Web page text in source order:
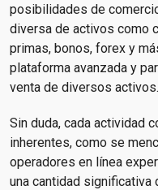
posibilidades de
diversa de activos como
primas, bonos, forex y
plataforma avanzada y
venta de diversos activos.
Sin duda, cada actividad
inherentes, como se
operadores en línea
una cantidad